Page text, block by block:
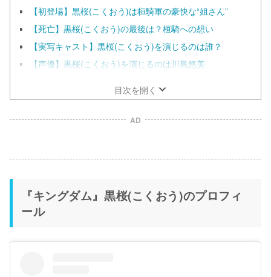
【初登場】黒桜(こくおう)は桓騎軍の豪快な“姐さん”
【死亡】黒桜(こくおう)の最後は？桓騎への想い
【実写キャスト】黒桜(こくおう)を演じるのは誰？
【声優】黒桜(こくおう)を演じるのは川島悠美
目次を開く
AD
『キングダム』黒桜(こくおう)のプロフィ
ール